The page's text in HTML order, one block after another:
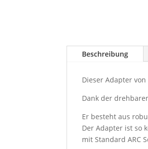
Beschreibung
Dieser Adapter
Dank der
Er besteht aus
Der Adapter ist so
mit Standard ARC